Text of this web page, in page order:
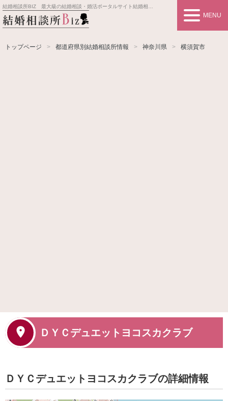
結婚相談所BIZ 最大級の結婚相談・婚活ポータルサイト結婚相談所事業者情報や婚活お見合いの悩み、対策を紹介します。
MENU
トップページ 都道府県別結婚相談所情報 神奈川県 横須賀市
ＤＹＣデュエットヨコスカクラブ
ＤＹＣデュエットヨコスカクラブの詳細情報